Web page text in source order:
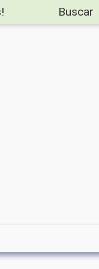
Buscar